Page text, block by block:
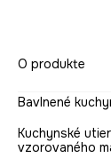
O produkte
Bavlnené
Kuchynské
vzorovaného